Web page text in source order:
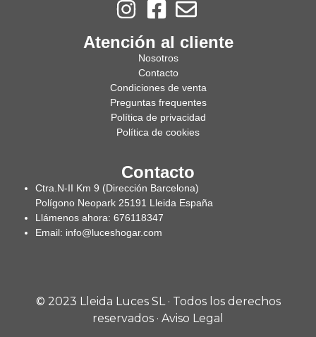
Atención al cliente
Nosotros
Contacto
Condiciones de venta
Preguntas frequentes
Política de privacidad
Política de cookies
Contacto
Ctra.N-II Km 9 (Dirección Barcelona)
Polígono Neopark 25191 Lleida España
Llámenos ahora: 676118347
Email: info@luceshogar.com
© 2023 Lleida Luces SL · Todos los derechos
reservados · Aviso Legal